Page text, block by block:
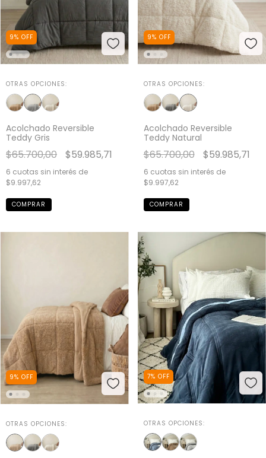
9% OFF
OTRAS OPCIONES:
Acolchado Reversible
Teddy Gris
$65.700,00 $59.985,71
6 cuotas sin interés de
$9.997,62
COMPRAR
9% OFF
OTRAS OPCIONES:
Acolchado Reversible
Teddy Natural
$65.700,00 $59.985,71
6 cuotas sin interés de
$9.997,62
COMPRAR
9% OFF
OTRAS OPCIONES:
7% OFF
OTRAS OPCIONES: